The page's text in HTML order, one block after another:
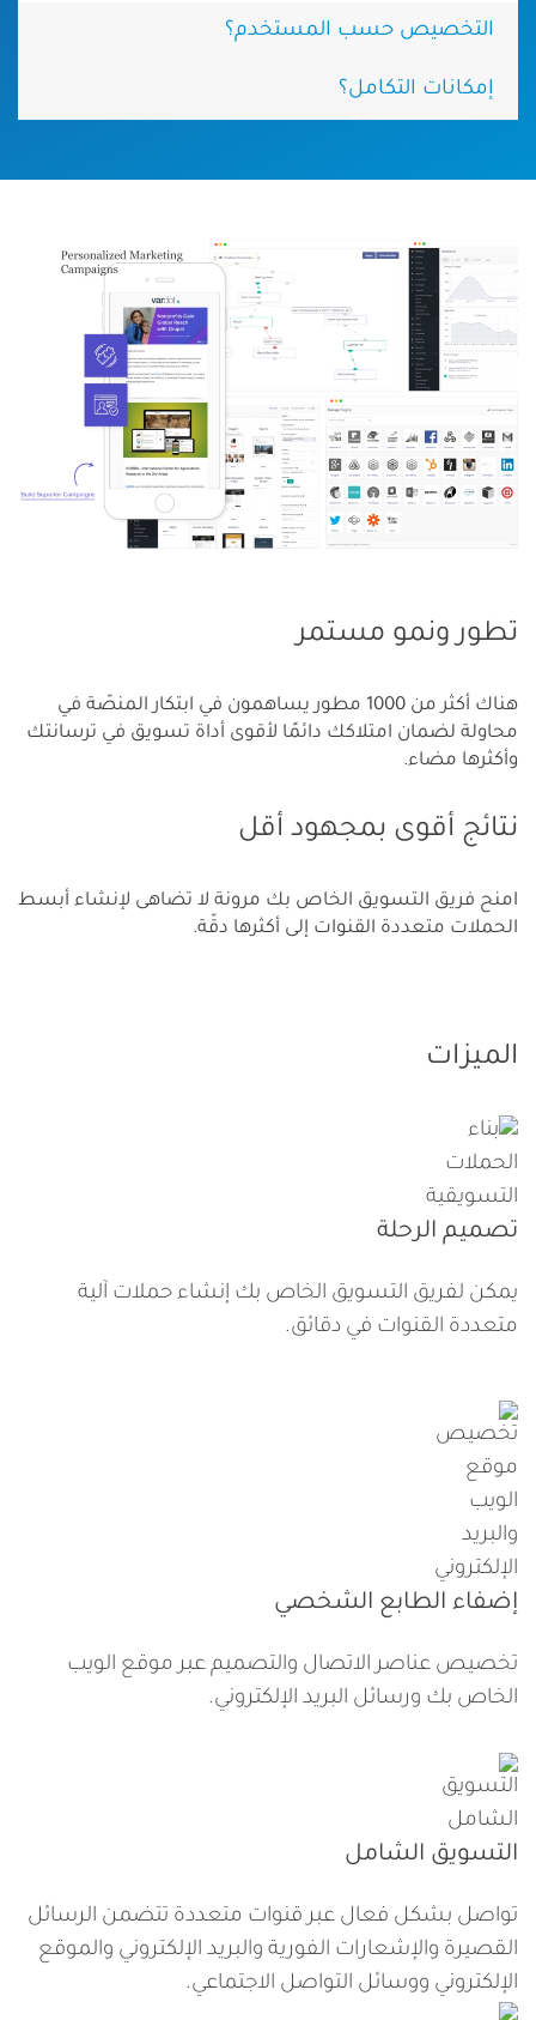
التخصيص حسب المستخدم؟
إمكانات التكامل؟
الصورة
تطور ونمو مستمر
هناك أكثر من 1000 مطور يساهمون في ابتكار المنصّة في
محاولة لضمان امتلاكك دائمًا لأقوى أداة تسويق في ترسانتك
وأكثرها مضاء.
نتائج أقوى بمجهود أقل
امنح فريق التسويق الخاص بك مرونة لا تضاهى لإنشاء أبسط
الحملات متعددة القنوات إلى أكثرها دقّة.
الميزات
تصميم الرحلة
يمكن لفريق التسويق الخاص بك إنشاء حملات آلية
متعددة القنوات في دقائق.
إضفاء الطابع الشخصي
تخصيص عناصر الاتصال والتصميم عبر موقع الويب
الخاص بك ورسائل البريد الإلكتروني.
التسويق الشامل
تواصل بشكل فعال عبر قنوات متعددة تتضمن الرسائل
القصيرة والإشعارات الفورية والبريد الإلكتروني والموقع
الإلكتروني ووسائل التواصل الاجتماعي.